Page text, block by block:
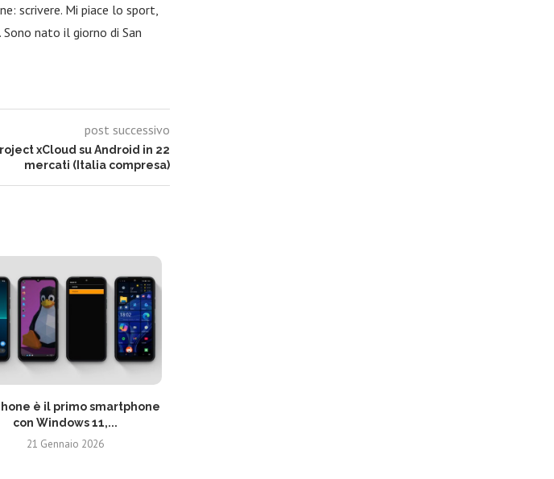
scrivere. Mi piace lo sport,
nato il giorno di San
post successivo
xCloud su Android in 22
mercati (Italia compresa)
è il primo smartphone
con Windows 11,...
21 Gennaio 2026